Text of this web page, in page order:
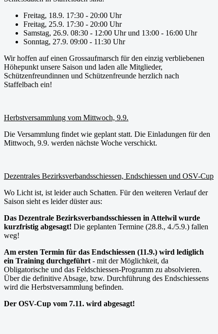
Freitag, 18.9. 17:30 - 20:00 Uhr
Freitag, 25.9. 17:30 - 20:00 Uhr
Samstag, 26.9. 08:30 - 12:00 Uhr und 13:00 - 16:00 Uhr
Sonntag, 27.9. 09:00 - 11:30 Uhr
Wir hoffen auf einen Grossaufmarsch für den einzig verbliebenen
Höhepunkt unsere Saison und laden alle Mitglieder,
Schützenfreundinnen und Schützenfreunde herzlich nach
Staffelbach ein!
Herbstversammlung vom Mittwoch, 9.9.
Die Versammlung findet wie geplant statt. Die Einladungen für den
Mittwoch, 9.9. werden nächste Woche verschickt.
Dezentrales Bezirksverbandsschiessen, Endschiessen und OSV-Cup
Wo Licht ist, ist leider auch Schatten. Für den weiteren Verlauf der
Saison sieht es leider düster aus:
Das Dezentrale Bezirksverbandsschiessen in Attelwil wurde
kurzfristig abgesagt! Die geplanten Termine (28.8., 4./5.9.) fallen
weg!
Am ersten Termin für das Endschiessen (11.9.) wird lediglich
ein Training durchgeführt- mit der Möglichkeit, da
Obligatorische und das Feldschiessen-Programm zu absolvieren.
Über die definitive Absage, bzw. Durchführung des Endschiessens
wird die Herbstversammlung befinden.
Der OSV-Cup vom 7.11. wird abgesagt!